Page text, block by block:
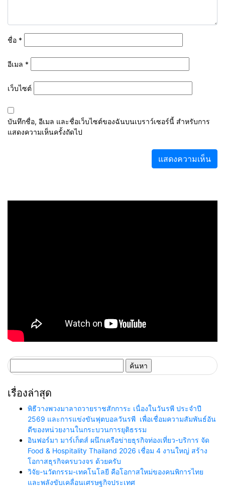
ชื่อ *
อีเมล *
เว็บไซต์
บันทึกชื่อ, อีเมล และชื่อเว็บไซต์ของฉันบนเบราว์เซอร์นี้ สำหรับการ
แสดงความเห็นครั้งถัดไป
สำหรับ:
เรื่องล่าสุด
พิธีวางพวงมาลาถวายราชสักการะ เนื่องในวันรพี ประจำปี
2569 และการแข่งขันฟุตบอลวันรพี เพื่อเชื่อมความสัมพันธ์อัน
ดีของหน่วยงานในกระบวนการยุติธรรม
อินฟอร์มา มาร์เก็ตส์ ผนึกเครือข่ายธุรกิจท่องเที่ยว-บริการ จัด
Food & Hospitality Thailand 2026 เชื่อม 4 งานใหญ่ สร้าง
โอกาสธุรกิจครบวงจร ด้วยครับ
วิจัย-นวัตกรรม-เทคโนโลยี คือโอกาสใหม่ของคนพิการไทย
และพลังขับเคลื่อนเศรษฐกิจประเทศ